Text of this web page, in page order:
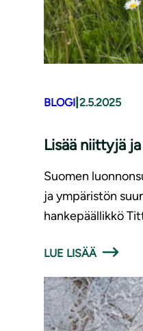
BLOGI 2.5.2025
Lisää niittyjä
Suomen
ja ympäristön
hankepäällikkö
LUE LISÄÄ